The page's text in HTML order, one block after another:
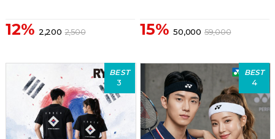
12% 2,200 2,500 15% 50,000 59,000
BEST
3
BEST
4